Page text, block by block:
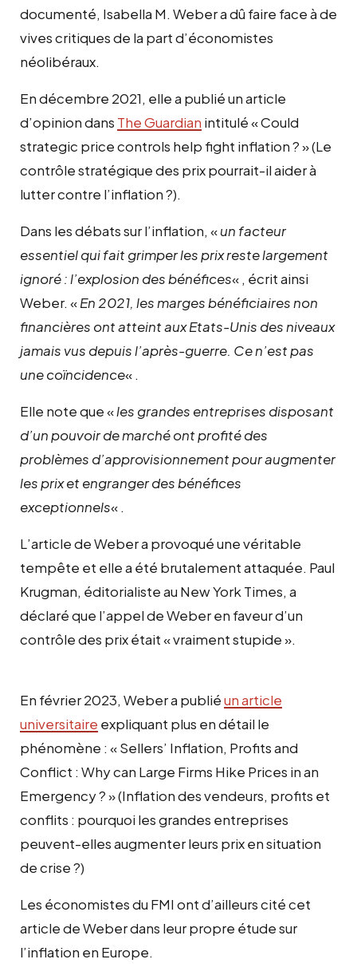
documenté, Isabella M. Weber a dû faire face à de
vives critiques de la part d’économistes
néolibéraux.
En décembre 2021, elle a publié un article
d’opinion dans The Guardian intitulé « Could
strategic price controls help fight inflation ? » (Le
contrôle stratégique des prix pourrait-il aider à
lutter contre l’inflation ?).
Dans les débats sur l’inflation, «un facteur
essentiel qui fait grimper les prix reste largement
ignoré : l’explosion des bénéfices« , écrit ainsi
Weber. «En 2021, les marges bénéficiaires non
financières ont atteint aux Etats-Unis des niveaux
jamais vus depuis l’après-guerre. Ce n’est pas
une coïncidence« .
Elle note que «les grandes entreprises disposant
d’un pouvoir de marché ont profité des
problèmes d’approvisionnement pour augmenter
les prix et engranger des bénéfices
exceptionnels« .
L’article de Weber a provoqué une véritable
tempête et elle a été brutalement attaquée. Paul
Krugman, éditorialiste au New York Times, a
déclaré que l’appel de Weber en faveur d’un
contrôle des prix était « vraiment stupide ».
En février 2023, Weber a publiéun article
universitaire expliquant plus en détail le
phénomène : « Sellers’ Inflation, Profits and
Conflict : Why can Large Firms Hike Prices in an
Emergency ? » (Inflation des vendeurs, profits et
conflits : pourquoi les grandes entreprises
peuvent-elles augmenter leurs prix en situation
de crise ?)
Les économistes du FMI ont d’ailleurs cité cet
article de Weber dans leur propre étude sur
l’inflation en Europe.